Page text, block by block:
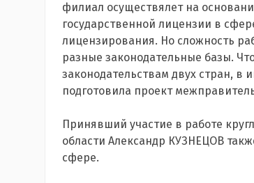
филиал осуществялет на
государственной лицензии в
лицензирования. Но сложность
разные законодательные базы.
законодательствам двух стран, в
подготовила проект
Принявший участие в работе
области Александр КУЗНЕЦОВ
сфере.